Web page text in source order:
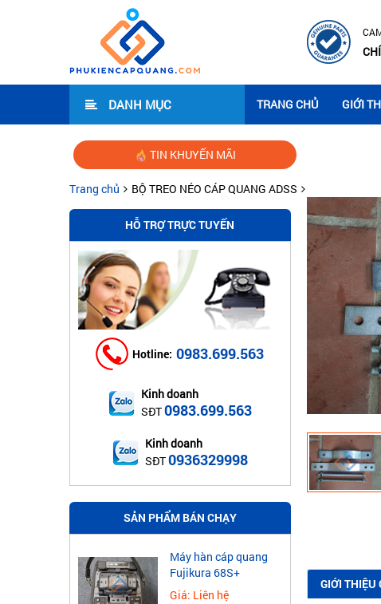
DANH MỤC TRANG CHỦ GIỚI
TIN KHUYẾN MÃI Hướng
Trang chủ BỘ TREO NÉO CÁP QUANG ADSS
HỖ TRỢ TRỰC TUYẾN
Hotline: 0983.699.563
Kinh doanh
SĐT0983.699.563
Kinh doanh
SĐT0936329998
SẢN PHẨM BÁN CHẠY
Máy hàn cáp quang
Fujikura 68S+
Giá: Liên hệ
GIỚI THIỆU